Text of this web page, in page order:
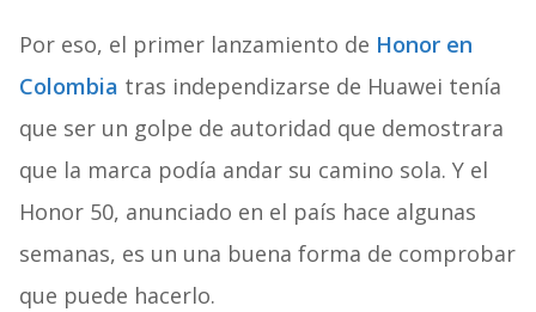
Por eso, el primer lanzamiento de Honor en
Colombia tras independizarse de Huawei tenía
que ser un golpe de autoridad que demostrara
que la marca podía andar su camino sola. Y el
Honor 50, anunciado en el país hace algunas
semanas, es un una buena forma de comprobar
que puede hacerlo.